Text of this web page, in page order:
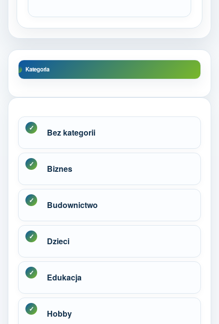
Kategoria
Bez kategorii
Biznes
Budownictwo
Dzieci
Edukacja
Hobby